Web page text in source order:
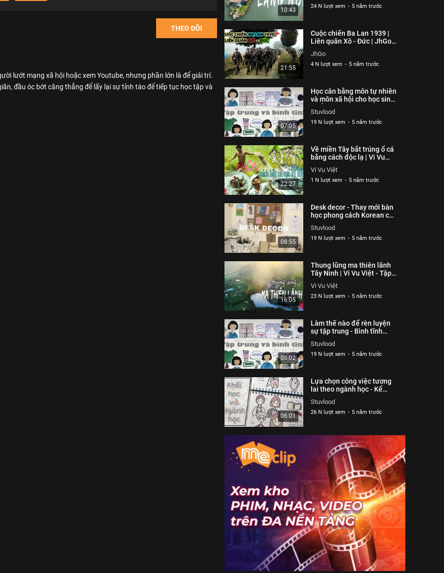
THEO DÕI
lướt mạng xã hội hoặc xem Youtube, nhưng phần lớn là để giải trí.
đầu óc bớt căng thẳng để lấy lại sự tỉnh táo để tiếp tục học tập và
hay dành hàng giờ đồng hồ mỗi ngày, mà nhìn xa hơn thì là
trí?
10:43
24 N lượt xem - 5 năm trước
21:55
Cuộc chiến Ba Lan 1939 |
Liên quân Xô - Đức | JhGo
JhGo
4 N lượt xem - 5 năm trước
07:05
Học cân bằng môn tự nhiên
và môn xã hội cho học sinh
Stuvlood
Stuvlood
19 N lượt xem - 5 năm trước
22:27
Về miền Tây bắt trúng ổ cá
bằng cách độc lạ | Vi Vu
Vi Vu Việt
1 N lượt xem - 5 năm trước
08:55
Desk decor - Thay mới bàn
học phong cách Korean chỉ
Stuvlood
19 N lượt xem - 5 năm trước
16:05
Thung lũng ma thiên lãnh
Tây Ninh | Vi Vu Việt - Tập
Vi Vu Việt
23 N lượt xem - 5 năm trước
08:02
Làm thế nào để rèn luyện
sự tập trung - Bình tĩnh
Stuvlood
19 N lượt xem - 5 năm trước
06:01
Lựa chọn công việc tương
lai theo ngành học - Kể
Stuvlood
26 N lượt xem - 5 năm trước